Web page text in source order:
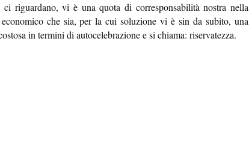
riguardano, vi è una quota di corresponsabilità nostra nella
che sia, per la cui soluzione vi è sin da subito, una
in termini di autocelebrazione e si chiama: riservatezza.